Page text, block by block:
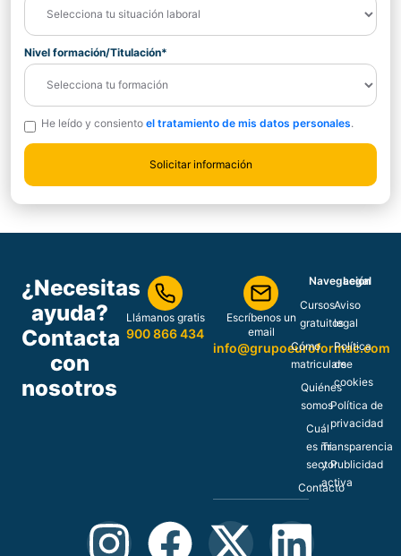
Nivel formación/Titulación*
He leído y consiento el tratamiento de mis datos personales.
¿Necesitas
ayuda?
Contacta
con
nosotros
Llámanos gratis
900 866 434
Escríbenos un
email
info@grupoeuroformac.com
Navegación
Cursos
gratuitos
Cómo
matricularse
Quiénes
somos
Cuál
es mi
sector
Contacto
Legal
Aviso
legal
Política
de
cookies
Política de
privacidad
Transparencia
y Publicidad
activa